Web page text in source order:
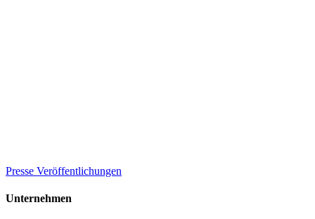
Presse Veröffentlichungen
Unternehmen